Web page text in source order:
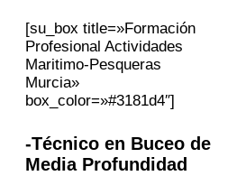
[su_box title=»Formación
Profesional Actividades
Maritimo-Pesqueras
Murcia»
box_color=»#3181d4″]
-Técnico en Buceo de
Media Profundidad